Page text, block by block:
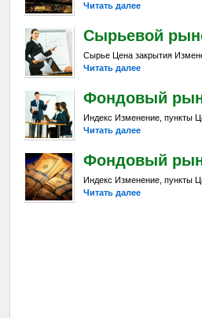
Читать далее
Сырьевой
Сырье Цена закрытия
Читать далее
Фондовый
Индекс Изменение, пункты
Читать далее
Фондовый
Индекс Изменение, пункты
Читать далее